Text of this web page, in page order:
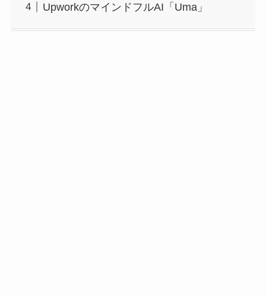
UpworkのマインドフルAI「Uma」